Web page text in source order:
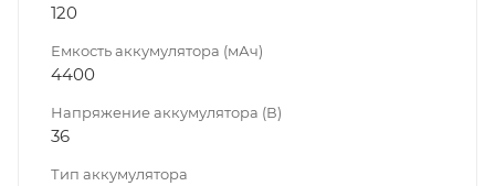
120
Емкость аккумулятора (мАч)
4400
Напряжение аккумулятора (В)
36
Тип аккумулятора